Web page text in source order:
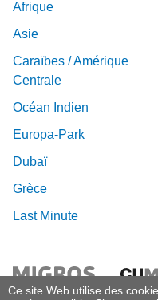
Ce site Web utilise des
Afrique
Asie
Caraïbes / Amérique
Centrale
Océan Indien
Europa-Park
Dubaï
Grèce
Last Minute